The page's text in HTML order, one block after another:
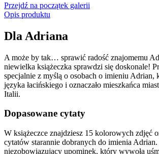
Przejdź na początek galerii
Opis produktu
Dla Adriana
A może by tak… sprawić radość znajomemu
niewielka książeczka sprawdzi się doskonale!
specjalnie z myślą o osobach o imieniu Adrian,
języka łacińskiego i oznaczało mieszkańca
Italii.
Dopasowane cytaty
W książeczce znajdziesz 15 kolorowych zdjęć
cytatów starannie dobranych do imienia
niezobowiązujący upominek, który wywoła